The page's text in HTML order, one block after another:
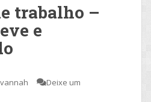
trabalho –
e
Deixe um